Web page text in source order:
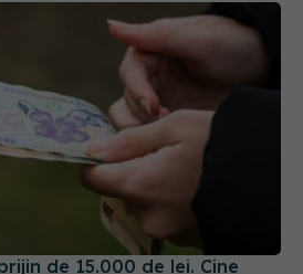
de 15.000 de lei. Cine